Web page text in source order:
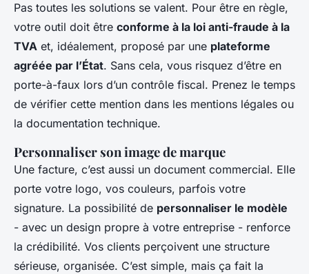
Pas toutes les solutions se valent. Pour être en règle,
votre outil doit être conforme à la loi anti-fraude à la
TVA et, idéalement, proposé par une plateforme
agréée par l’État. Sans cela, vous risquez d’être en
porte-à-faux lors d’un contrôle fiscal. Prenez le temps
de vérifier cette mention dans les mentions légales ou
la documentation technique.
Personnaliser son image de marque
Une facture, c’est aussi un document commercial. Elle
porte votre logo, vos couleurs, parfois votre
signature. La possibilité de personnaliser le modèle
- avec un design propre à votre entreprise - renforce
la crédibilité. Vos clients perçoivent une structure
sérieuse, organisée. C’est simple, mais ça fait la